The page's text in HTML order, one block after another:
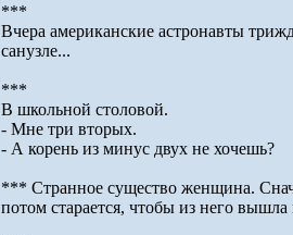
***
Вчера американские астронавты
санузле...
***
В школьной столовой.
- Мне три вторых.
- А корень из минус двух не хочешь?
*** Странное существо женщина.
потом старается, чтобы из него